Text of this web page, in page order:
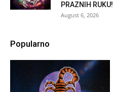
PRAZNIH RUKU!
August 6, 2026
Popularno